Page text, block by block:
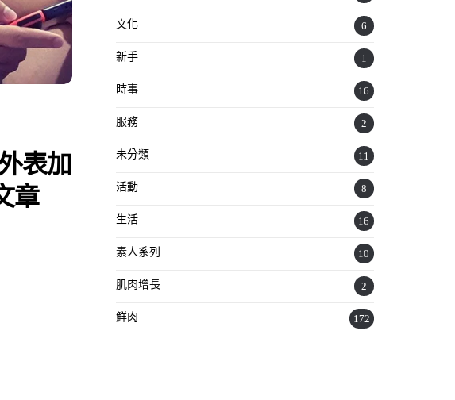
表加
章
文化 6
新手 1
時事 16
服務 2
未分類 11
活動 8
生活 16
素人系列 10
肌肉增長 2
鮮肉 172